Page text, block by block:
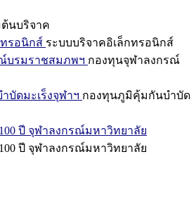
ต้นบริจาค
ทรอนิกส์ ระบบบริจาคอิเล็กทรอนิกส์
บรมราชสมภพฯ กองทุนจุฬาลงกรณ์
บัดมะเร็งจุฬาฯ กองทุนภูมิคุ้มกันบำบัด
ปี จุฬาลงกรณ์มหาวิทยาลัย
ปี จุฬาลงกรณ์มหาวิทยาลัย